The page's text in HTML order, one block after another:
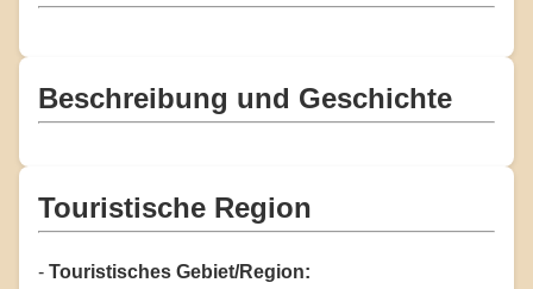
Beschreibung und Geschichte
Touristische Region
- Touristisches Gebiet/Region: